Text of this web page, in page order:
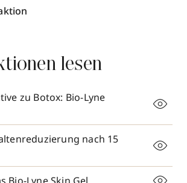
lesen
zu Botox: Bio-Lyne
nach 15